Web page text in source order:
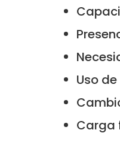
Uso
Carga